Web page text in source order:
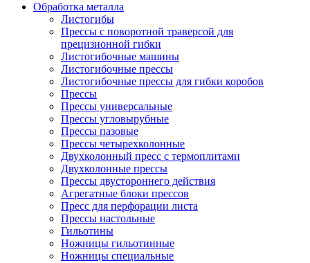
Обработка металла
Листогибы
Прессы с поворотной траверсой для
прецизионной гибки
Листогибочные машины
Листогибочные прессы
Листогибочные прессы для гибки коробов
Прессы
Прессы универсальные
Прессы угловырубные
Прессы пазовые
Прессы четырехколонные
Двухколонный пресс с термоплитами
Двухколонные прессы
Прессы двустороннего действия
Агрегатные блоки прессов
Пресс для перфорации листа
Прессы настольные
Гильотины
Ножницы гильотинные
Ножницы специальные